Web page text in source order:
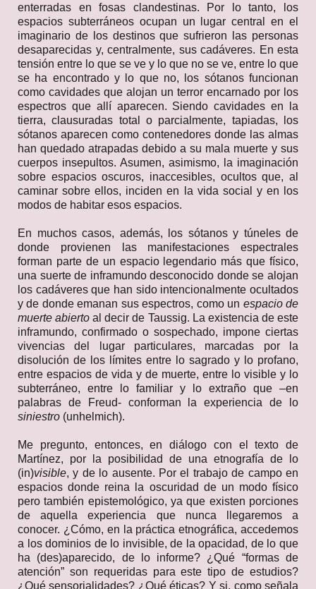
enterradas en fosas clandestinas. Por lo tanto, los
espacios subterráneos ocupan un lugar central en el
imaginario de los destinos que sufrieron las personas
desaparecidas y, centralmente, sus cadáveres. En esta
tensión entre lo que se ve y lo que no se ve, entre lo que
se ha encontrado y lo que no, los sótanos funcionan
como cavidades que alojan un terror encarnado por los
espectros que allí aparecen. Siendo cavidades en la
tierra, clausuradas total o parcialmente, tapiadas, los
sótanos aparecen como contenedores donde las almas
han quedado atrapadas debido a su mala muerte y sus
cuerpos insepultos. Asumen, asimismo, la imaginación
sobre espacios oscuros, inaccesibles, ocultos que, al
caminar sobre ellos, inciden en la vida social y en los
modos de habitar esos espacios.
En muchos casos, además, los sótanos y túneles de
donde provienen las manifestaciones espectrales
forman parte de un espacio legendario más que físico,
una suerte de inframundo desconocido donde se alojan
los cadáveres que han sido intencionalmente ocultados
y de donde emanan sus espectros, como un espacio de
muerte abierto al decir de Taussig. La existencia de este
inframundo, confirmado o sospechado, impone ciertas
vivencias del lugar particulares, marcadas por la
disolución de los límites entre lo sagrado y lo profano,
entre espacios de vida y de muerte, entre lo visible y lo
subterráneo, entre lo familiar y lo extraño que –en
palabras de Freud- conforman la experiencia de lo
siniestro (unhelmich).
Me pregunto, entonces, en diálogo con el texto de
Martínez, por la posibilidad de una etnografía de lo
(in)visible, y de lo ausente. Por el trabajo de campo en
espacios donde reina la oscuridad de un modo físico
pero también epistemológico, ya que existen porciones
de aquella experiencia que nunca llegaremos a
conocer. ¿Cómo, en la práctica etnográfica, accedemos
a los dominios de lo invisible, de la opacidad, de lo que
ha (des)aparecido, de lo informe? ¿Qué “formas de
atención” son requeridas para este tipo de estudios?
¿Qué sensorialidades? ¿Qué éticas? Y si, como señala